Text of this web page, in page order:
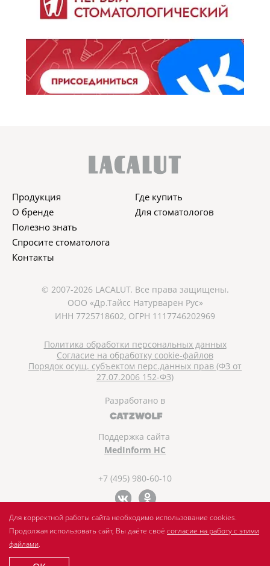
Продукция
О бренде
Полезно знать
Спросите стоматолога
Контакты
Где купить
Для стоматологов
© 2007-2026 LACALUT. Все права защищены.
ООО «Др.Тайсс Натурварен Рус»
ИНН 7725718602, ОГРН 1117746202969
Политика обработки персональных данных
Согласие на обработку cookie-файлов
Порядок осущ. субъектом перс.данных прав (ФЗ от
27.07.2006 152-ФЗ)
Разработано в
Поддержка сайта
MedInform HC
+7 (495) 980-60-10
Для корректной работы сайта необходимо использование cookies.
Продолжая использовать сайт, Вы даёте своё согласие на работу с этими
файлами.